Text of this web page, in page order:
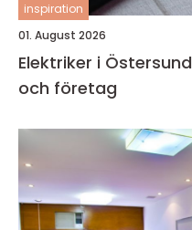
inspiration
01. August 2026
Elektriker i Östersund trygg elservice för hem
och företag